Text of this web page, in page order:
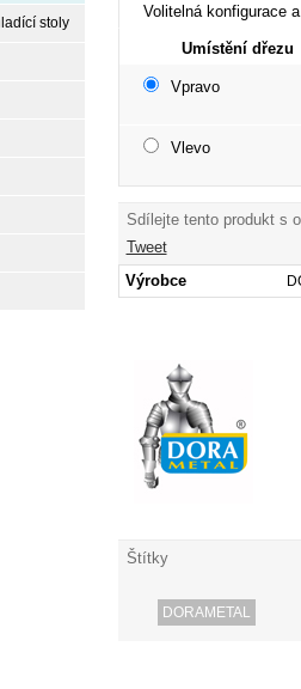
Volitelná konfigurace
Umístění dřezu
Vpravo
Vlevo
Sdílejte tento produkt s
Tweet
Výrobce
Štítky
DORAMETAL
stoly